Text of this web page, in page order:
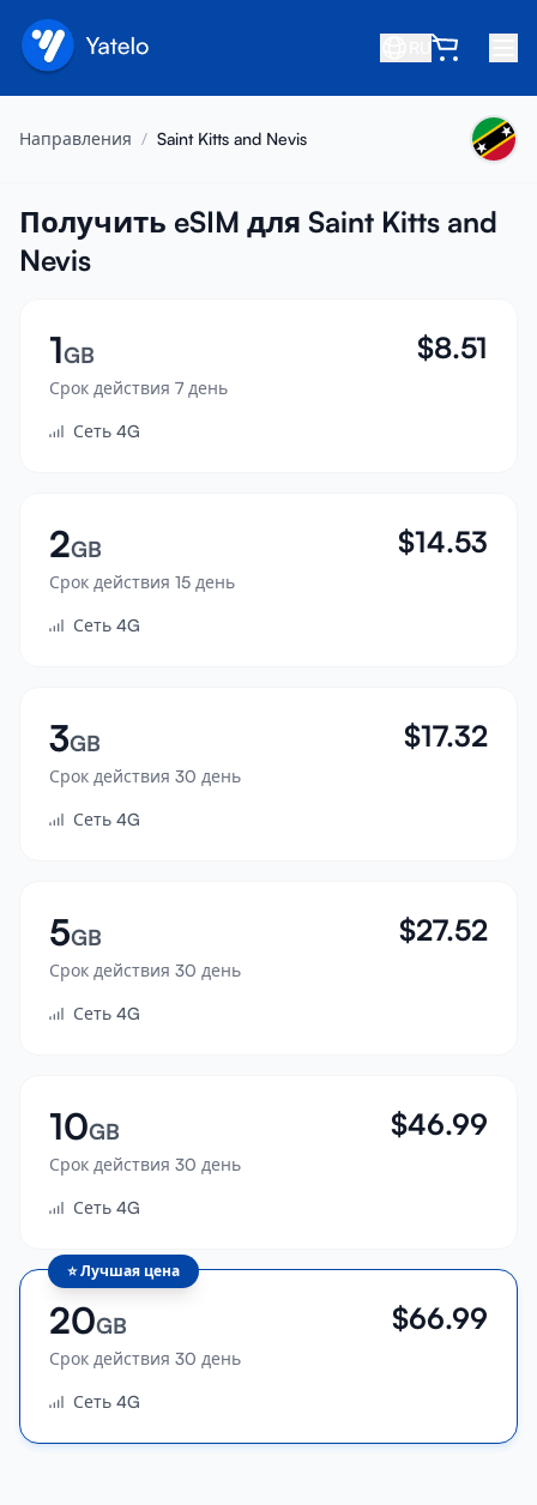
О нас
Заработок
Стать партнёром
Центр помощи
Совместимость устройств
Войти
Зарегистрироваться
Направления / Saint Kitts and Nevis
Получить eSIM для Saint Kitts and
Nevis
1GB
Срок действия 7 день
$8.51
Сеть 4G
2GB
Срок действия 15 день
$14.53
Сеть 4G
3GB
Срок действия 30 день
$17.32
Сеть 4G
5GB
Срок действия 30 день
$27.52
Сеть 4G
10GB
Срок действия 30 день
$46.99
Сеть 4G
⭐Лучшая цена
20GB
Срок действия 30 день
$66.99
Сеть 4G